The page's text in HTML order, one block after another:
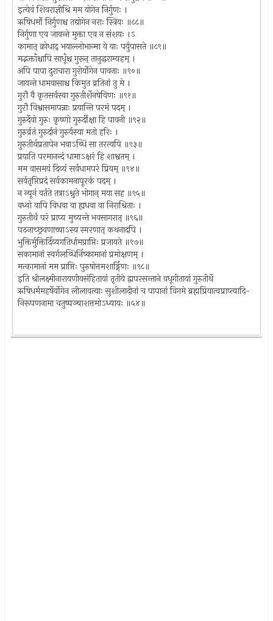
इत्येवं शिवराज्ञीश्रि मम योगेन निर्गुणः ।
ऋषिधर्मो निर्गुणश्च तद्योगेन नराः स्त्रियः ॥८८॥
निर्गुणा एव जायन्ते मुक्ता एव न संशयः ।ऽ
कामात् क्रोधाद् भयाल्लोभान्मा ये याः पर्युपासते ॥८९॥
मद्भक्ताँश्चापि साधूँश्च गुरून् तानुद्धराम्यहम् ।
अपि पापा दुराचारा गुरोर्योगेन पावनाः ॥९०॥
जायन्ते धामवासाश्च किमुत व्रतिनां तु मे ।
गुरौ वै कृतसर्वस्वा गुरुतीर्शेनषेविणः ॥९१॥
गुरौ विश्वासमापन्नाः प्रयान्ति परमं पदम् ।
गुरुर्देवो गुरुः कृष्णो गुरुर्दीक्षा हि पावनी ॥९२॥
गुरुर्व्रतं गुरुर्दानं गुरुर्यस्या मतो हरिः ।
गुरुतीर्थप्रतापेन भवाऽब्धिं सा तरत्यपि ॥९३॥
प्रयाति परमानन्दं धामाऽक्षरं हि शाश्वतम् ।
मम वासमयं दिव्यं सर्वधामपरं प्रियम् ॥९४॥
सर्वतृप्तिप्रदं सर्वकामनापूरकं पदम् ।
न न्यूनं वर्तते तत्राऽश्नुते भोगान् मया सह ॥९५॥
वध्वो वापि विधवा वा ह्यधवा वा निराश्रिताः ।
गुरुतीर्थं परं प्राप्य मुच्यन्ते भवसागरात् ॥९६॥
पठनाच्छ्रवणाच्चाऽस्य स्मरणात् कथनादपि ।
भुक्तिर्मुक्तिर्दिव्यगतिर्धामप्राप्तिः प्रजायते ॥९७॥
सकामानां स्वर्गलब्धिर्निष्कामानां प्रमोक्षणम् ।
मत्कामानां मम प्राप्तिः पुरुषोत्तमशार्ङ्गिणः ॥९८॥
इति श्रीलक्ष्मीनारायणीयसंहितायां तृतीये द्वापरसन्ताने वधूगीतायां गुरुतीर्थे
ऋषिधर्ममहर्षेर्योगेन लीलावत्याः सुशीलादीनां च पापानां विगमे ब्रह्मप्रियात्वप्राप्त्यादि-
निरूपणनामा चतुष्पञ्चाशत्तमोऽध्यायः ॥५४॥